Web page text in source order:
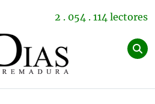
2 . 054 . 114 lectores